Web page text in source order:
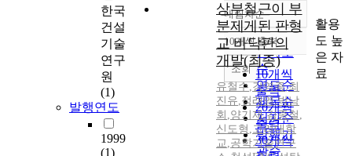
한국
건설
기술
연구
원
(1)
발행연도
1999
(1)
정확도
순
인기도
순
연도순
제목순
저자순
발행기
관순
내림차순
내림차순
10개씩 출력
10개씩
출력
20개씩
출력
30개씩
조회
상부철근이 부
분제게된 판형
교 바닥판의
개발(최종)
유철수,강영종,최
진유,정래영,박남
회 ,양기재,김종철 ,
신도형 ,고려대학
교,공학기술연구
활용
도 높
은 자
료